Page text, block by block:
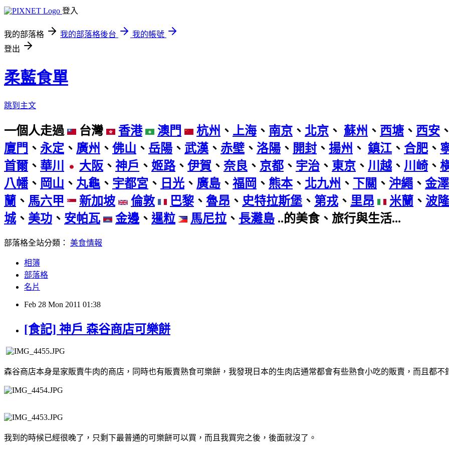
登入
我的部落格 我的部落格後台
我的帳號
登出
柔藍食單
跳到主文
一個人走過 台灣 香港 澳門 杭州 、 上海、 南京 、 北京 、 蘇州 、 西塘 、 西安
廈門 、 永定 、 廣州 、 佛山 、 岳陽 、 武漢 、 赤壁 、 洛陽 、 開封 、 揚州 、 鎮江 、 合肥 、
首爾、 華川 大阪 、 神戶 、 姬路、 伊賀 、 奈良 、 京都 、 宇治 、 東京 、 川越 、 川崎 、
八幡 、 岡山 、 丸龜 、 宇都宮 、 日光 、 廣島 、 福岡 、 熊本、 北九州 、 下關 、 沖繩 、 金澤
蘭 、 馬六甲 新加坡 倫敦 巴黎、 魯昂 、 史特拉斯堡 、 第戎 、 里昂 米蘭 、 波
城、 美功 、 安帕瓦 金邊 、 暹粒 馬尼拉 、 長灘島 ..的美食、旅行與生活...
部落格全站分類： 美食情報
相簿
部落格
名片
Feb 28 Mon 2011 01:38
[食記] 神戶 森谷商店可樂餅
森谷商店本身是家販賣牛肉的商店，同時也有販賣熟食可樂餅，我發現日本的生肉店通常都會有些熟食小吃的販賣，而且都不
我到的時候已經很晚了，只剩下最普通的可樂餅可以買，而且我買完之後，後面就沒了。